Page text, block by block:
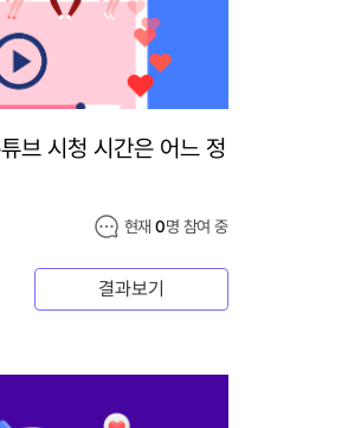
브 시청 시간은 어느 정
현재0명 참여 중
결과보기